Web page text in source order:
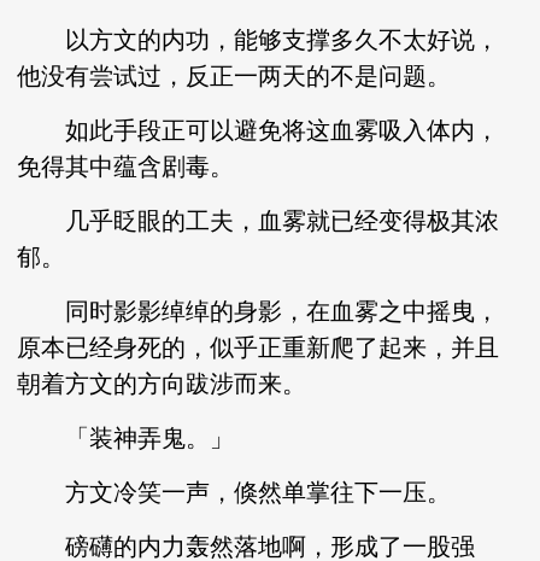
以方文的内功，能够支撑多久不太好说，
他没有尝试过，反正一两天的不是问题。
如此手段正可以避免将这血雾吸入体内，
免得其中蕴含剧毒。
几乎眨眼的工夫，血雾就已经变得极其浓
郁。
同时影影绰绰的身影，在血雾之中摇曳，
原本已经身死的，似乎正重新爬了起来，并且
朝着方文的方向跋涉而来。
「装神弄鬼。」
方文冷笑一声，倏然单掌往下一压。
磅礴的内力轰然落地啊，形成了一股强